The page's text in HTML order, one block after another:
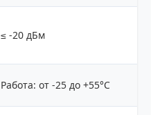
≤ -20 дБм
Работа: от -25 до +55°C